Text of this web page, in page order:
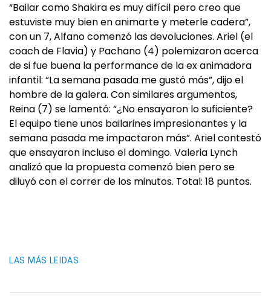
“Bailar como Shakira es muy difícil pero creo que
estuviste muy bien en animarte y meterle cadera”,
con un 7, Alfano comenzó las devoluciones. Ariel (el
coach de Flavia) y Pachano (4) polemizaron acerca
de si fue buena la performance de la ex animadora
infantil: “La semana pasada me gustó más”, dijo el
hombre de la galera. Con similares argumentos,
Reina (7) se lamentó: “¿No ensayaron lo suficiente?
El equipo tiene unos bailarines impresionantes y la
semana pasada me impactaron más”. Ariel contestó
que ensayaron incluso el domingo. Valeria Lynch
analizó que la propuesta comenzó bien pero se
diluyó con el correr de los minutos. Total: 18 puntos.
LAS MÁS LEIDAS